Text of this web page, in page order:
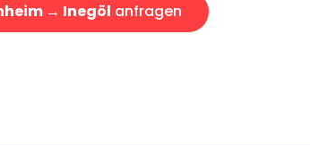
→ Inegöl anfragen